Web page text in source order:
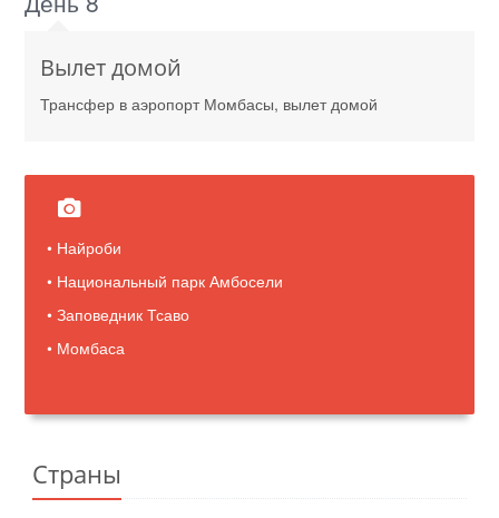
Вылет домой
Трансфер в аэропорт Момбасы, вылет домой
• Найроби
• Национальный парк Амбосели
• Заповедник Тсаво
• Момбаса
Страны